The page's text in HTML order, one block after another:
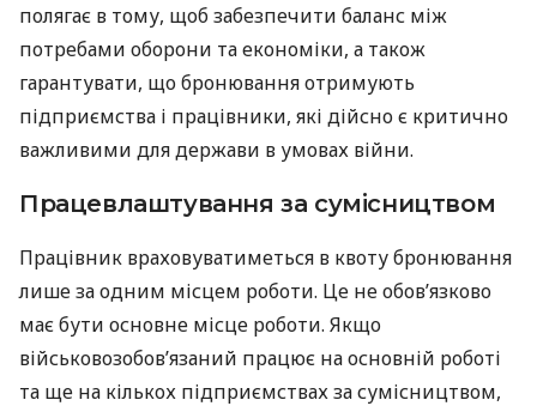
полягає в тому, щоб забезпечити баланс між
потребами оборони та економіки, а також
гарантувати, що бронювання отримують
підприємства і працівники, які дійсно є критично
важливими для держави в умовах війни.
Працевлаштування за сумісництвом
Працівник враховуватиметься в квоту бронювання
лише за одним місцем роботи. Це не обов’язково
має бути основне місце роботи. Якщо
військовозобов’язаний працює на основній роботі
та ще на кількох підприємствах за сумісництвом,